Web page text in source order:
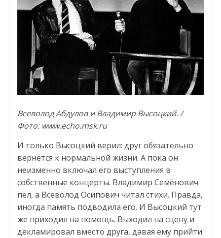
Всеволод Абдулов и Владимир Высоцкий. /
Фото: www.echo.msk.ru
И только Высоцкий верил: друг обязательно
вернётся к нормальной жизни. А пока он
неизменно включал его выступления в
собственные концерты. Владимир Семёнович
пел, а Всеволод Осипович читал стихи. Правда,
иногда память подводила его. И Высоцкий тут
же приходил на помощь. Выходил на сцену и
декламировал вместо друга, давая ему прийти